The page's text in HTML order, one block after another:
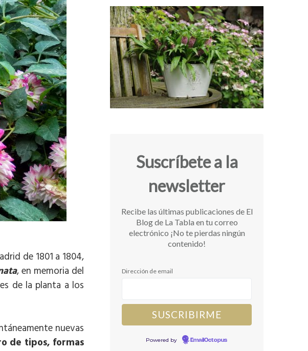
de 1801 a 1804,
, en memoria del
de la planta a los
nuevas
de tipos, formas
Suscríbete a la
newsletter
Recibe las últimas publicaciones de El
Blog de La Tabla en tu correo
electrónico ¡No te pierdas ningún
contenido!
Dirección de email
Powered by EmailOctopus